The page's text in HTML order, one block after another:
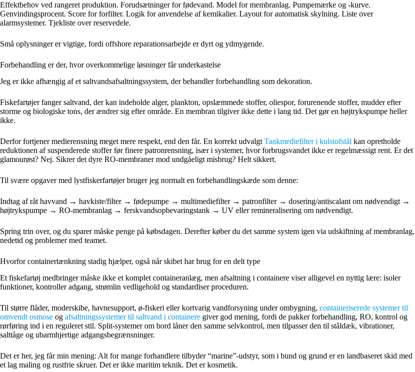
Effektbehov ved rangeret produktion. Forudsætninger for fødevand. Model for membranlag. Pumpemærke og -kurve.
Genvindingsprocent. Score for forfilter. Logik for anvendelse af kemikalier. Layout for automatisk skylning. Liste over
alarmsystemer. Tjekliste over reservedele.
Små oplysninger er vigtige, fordi offshore reparationsarbejde er dyrt og ydmygende.
Forbehandling er der, hvor overkommelige løsninger får underkastelse
Jeg er ikke afhængig af et saltvandsafsaltningssystem, der behandler forbehandling som dekoration.
Fiskefartøjer fanger saltvand, der kan indeholde alger, plankton, opslæmmede stoffer, oliespor, forurenende stoffer, mudder efter
storme og biologiske tons, der ændrer sig efter område. En membran tilgiver ikke dette i lang tid. Det gør en højtrykspumpe heller
ikke.
Derfor fortjener medierensning meget mere respekt, end den får. En korrekt udvalgt Tankmediefilter i kulstofstål kan opretholde
reduktionen af suspenderede stoffer før finere patronrensning, især i systemer, hvor forbrugsvandet ikke er regelmæssigt rent. Er det
glamourøst? Nej. Sikrer det dyre RO-membraner mod undgåeligt misbrug? Helt sikkert.
Til svære opgaver med lystfiskerfartøjer bruger jeg normalt en forbehandlingskæde som denne:
Indtag af råt havvand → havkiste/filter → fødepumpe → multimediefilter → patronfilter → dosering/antiscalant om nødvendigt →
højtrykspumpe → RO-membranlag → ferskvandsopbevaringstank → UV eller remineralisering om nødvendigt.
Spring trin over, og du sparer måske penge på købsdagen. Derefter køber du det samme system igen via udskiftning af membranlag,
nedetid og problemer med teamet.
Hvorfor containertænkning stadig hjælper, også når skibet har brug for en delt type
Et fiskefartøj medbringer måske ikke et komplet containeranlæg, men afsaltning i containere viser alligevel en nyttig lære: isoler
funktioner, kontroller adgang, strømlin vedligehold og standardiser proceduren.
Til større flåder, moderskibe, havnesupport, ø-fiskeri eller kortvarig vandforsyning under ombygning, containeriserede systemer til
omvendt osmose og afsaltningssystemer til saltvand i containere giver god mening, fordi de pakker forbehandling, RO, kontrol og
rørføring ind i en reguleret stil. Split-systemer om bord låner den samme selvkontrol, men tilpasser den til ståldæk, vibrationer,
salttåge og ubarmhjertige adgangsbegrænsninger.
Det er her, jeg får min mening: Alt for mange forhandlere tilbyder “marine”-udstyr, som i bund og grund er en landbaseret skid med
et lag maling og rustfrie skruer. Det er ikke maritim teknik. Det er kosmetik.